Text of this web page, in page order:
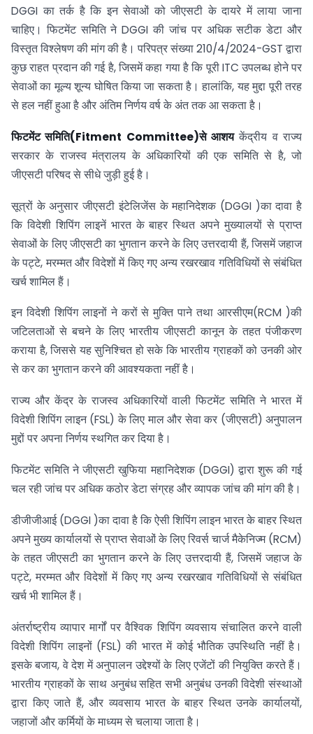
DGGI का तर्क है कि इन सेवाओं को जीएसटी के दायरे में लाया जाना
चाहिए। फिटमेंट समिति ने DGGI की जांच पर अधिक सटीक डेटा और
विस्तृत विश्लेषण की मांग की है। परिपत्र संख्या 210/4/2024-GST द्वारा
कुछ राहत प्रदान की गई है, जिसमें कहा गया है कि पूरी ITC उपलब्ध होने पर
सेवाओं का मूल्य शून्य घोषित किया जा सकता है। हालांकि, यह मुद्दा पूरी तरह
से हल नहीं हुआ है और अंतिम निर्णय वर्ष के अंत तक आ सकता है।
फिटमेंट समिति(Fitment Committee)से आशयकेंद्रीय व राज्य
सरकार के राजस्व मंत्रालय के अधिकारियों की एक समिति से है, जो
जीएसटी परिषद से सीधे जुड़ी हुई है।
सूत्रों के अनुसार जीएसटी इंटेलिजेंस के महानिदेशक (DGGI )का दावा है
कि विदेशी शिपिंग लाइनें भारत के बाहर स्थित अपने मुख्यालयों से प्राप्त
सेवाओं के लिए जीएसटी का भुगतान करने के लिए उत्तरदायी हैं, जिसमें जहाज
के पट्टे, मरम्मत और विदेशों में किए गए अन्य रखरखाव गतिविधियों से संबंधित
खर्च शामिल हैं।
इन विदेशी शिपिंग लाइनों ने करों से मुक्ति पाने तथा आरसीएम(RCM )की
जटिलताओं से बचने के लिए भारतीय जीएसटी कानून के तहत पंजीकरण
कराया है, जिससे यह सुनिश्चित हो सके कि भारतीय ग्राहकों को उनकी ओर
से कर का भुगतान करने की आवश्यकता नहीं है।
राज्य और केंद्र के राजस्व अधिकारियों वाली फिटमेंट समिति ने भारत में
विदेशी शिपिंग लाइन (FSL) के लिए माल और सेवा कर (जीएसटी) अनुपालन
मुद्दों पर अपना निर्णय स्थगित कर दिया है।
फिटमेंट समिति ने जीएसटी खुफिया महानिदेशक (DGGI) द्वारा शुरू की गई
चल रही जांच पर अधिक कठोर डेटा संग्रह और व्यापक जांच की मांग की है।
डीजीजीआई (DGGI )का दावा है कि ऐसी शिपिंग लाइन भारत के बाहर स्थित
अपने मुख्य कार्यालयों से प्राप्त सेवाओं के लिए रिवर्स चार्ज मैकेनिज्म (RCM)
के तहत जीएसटी का भुगतान करने के लिए उत्तरदायी हैं, जिसमें जहाज के
पट्टे, मरम्मत और विदेशों में किए गए अन्य रखरखाव गतिविधियों से संबंधित
खर्च भी शामिल हैं।
अंतर्राष्ट्रीय व्यापार मार्गों पर वैश्विक शिपिंग व्यवसाय संचालित करने वाली
विदेशी शिपिंग लाइनों (FSL) की भारत में कोई भौतिक उपस्थिति नहीं है।
इसके बजाय, वे देश में अनुपालन उद्देश्यों के लिए एजेंटों की नियुक्ति करते हैं।
भारतीय ग्राहकों के साथ अनुबंध सहित सभी अनुबंध उनकी विदेशी संस्थाओं
द्वारा किए जाते हैं, और व्यवसाय भारत के बाहर स्थित उनके कार्यालयों,
जहाजों और कर्मियों के माध्यम से चलाया जाता है।